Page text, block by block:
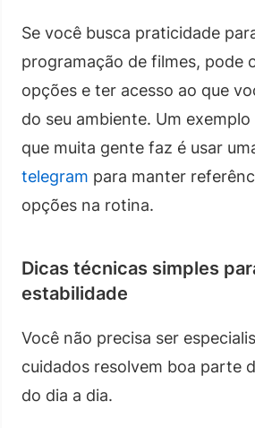
Se você busca praticidade
programação de filmes, pode
opções e ter acesso ao que
do seu ambiente. Um
que muita gente faz é usar
telegram para manter
opções na rotina.
Dicas técnicas simples
estabilidade
Você não precisa ser
cuidados resolvem boa parte
do dia a dia.